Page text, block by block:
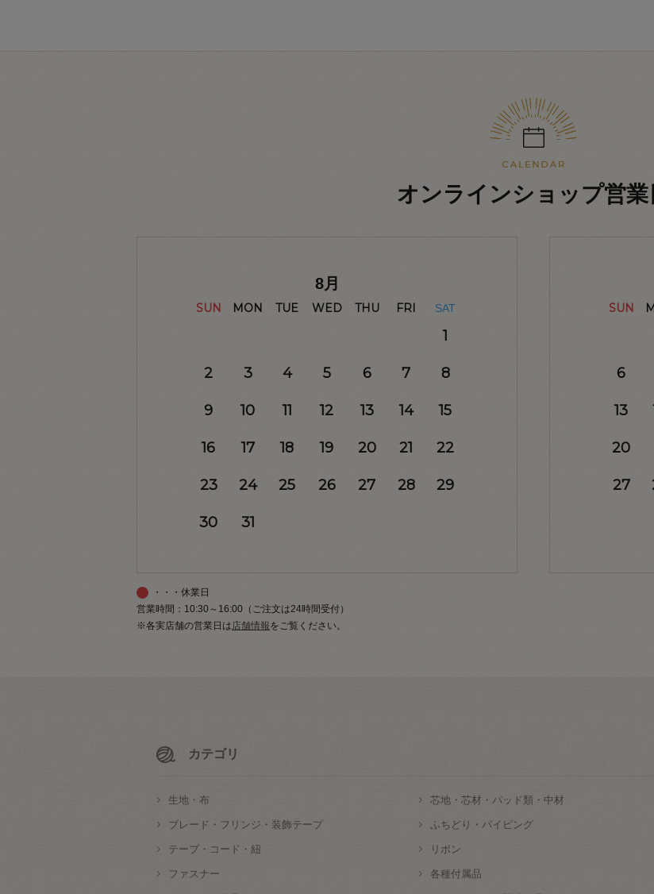
オンラインショップ営業
8月
SUN MON TUE WED THU FRI SAT
1
2 3 4 5 6 7 8
9 10 11 12 13 14 15
16 17 18 19 20 21 22
23 24 25 26 27 28 29
30 31
SUN
6
13
20
27
・・・休業日
営業時間：10:30～16:00（ご注文は24時間受付）
※各実店舗の営業日は店舗情報をご覧ください。
カテゴリ
生地・布 芯地・芯材・パッド類・中材
ブレード・フリンジ・装飾テープ ふちどり・パイピング
テープ・コード・紐 リボン
ファスナー 各種付属品